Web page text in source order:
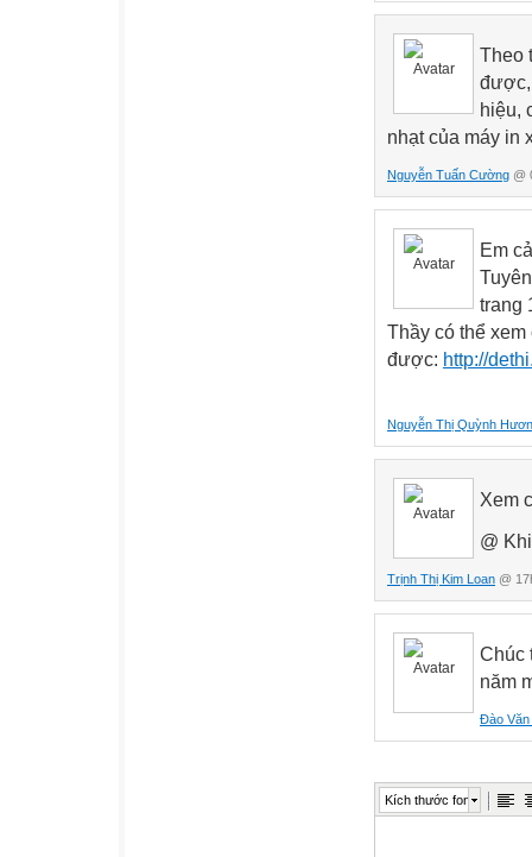
Theo
được,
hiệu,
nhạt của máy in
Nguyễn Tuấn Cường @
Em
trang
Thầy có thể
được: http://
Nguyễn Thị Quỳnh
Xem
@
Trịnh Thị Kim Loan @
Chúc
năm
Đào Văn
Kích thước font